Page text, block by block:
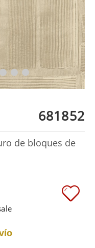
681852
de bloques de